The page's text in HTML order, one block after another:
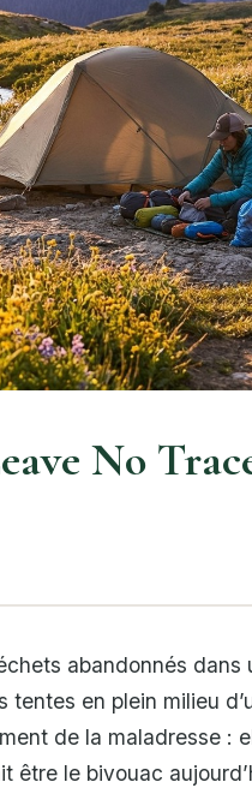
No
abandonnés dans
en plein milieu
de la maladresse :
le bivouac